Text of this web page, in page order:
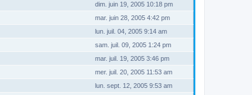
dim. juin 19, 2005 10:18 pm
mar. juin 28, 2005 4:42 pm
lun. juil. 04, 2005 9:14 am
sam. juil. 09, 2005 1:24 pm
mar. juil. 19, 2005 3:46 pm
mer. juil. 20, 2005 11:53 am
lun. sept. 12, 2005 9:53 am